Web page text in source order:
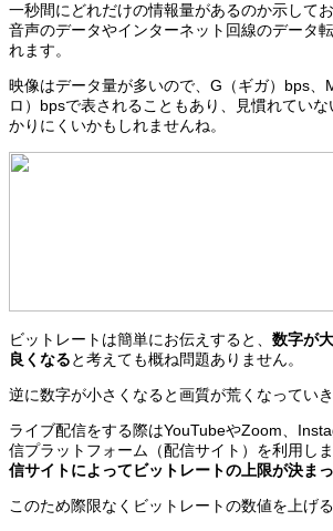
一秒間にどれだけの情報量があるのか示して
音声のデータやインターネット回線のデータ
れます。
映像はデータ量が多いので、G（ギガ）bps、
ロ）bpsで表されることもあり、見慣れてい
かりにくいかもしれませんね。
ビットレートは簡単にお伝えすると、 数字が
良くなると考えても概ね問題ありません。
逆に数字が小さくなると画質が荒くなっていき
ライブ配信をする際はYouTubeやZoom、
信プラットフォーム（配信サイト）を利用し
信サイトによってビットレートの上限が決ま
このため際限なくビットレートの数値を上げ